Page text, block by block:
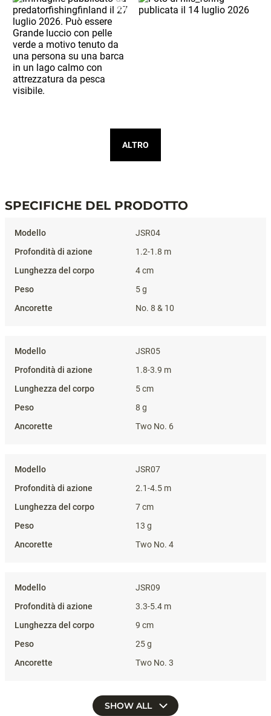
ALTRO
SPECIFICHE DEL PRODOTTO
JSR04
1.2-1.8 m
4 cm
5 g
No. 8 & 10
JSR05
1.8-3.9 m
5 cm
8 g
Two No. 6
JSR07
2.1-4.5 m
7 cm
13 g
Two No. 4
JSR09
3.3-5.4 m
9 cm
25 g
Two No. 3
SHOW ALL